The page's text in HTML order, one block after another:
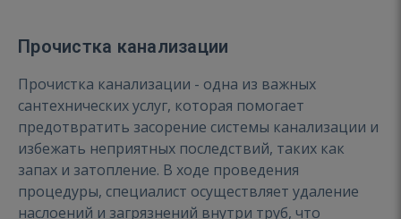
Прочистка канализации
Прочистка канализации - одна из важных
сантехнических услуг, которая помогает
предотвратить засорение системы канализации и
избежать неприятных последствий, таких как
запах и затопление. В ходе проведения
процедуры, специалист осуществляет удаление
наслоений и загрязнений внутри труб, что